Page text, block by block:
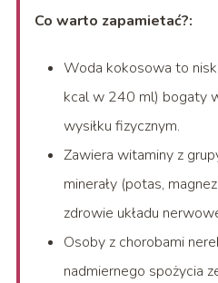
Co warto zapamietać?:
Woda kokosowa to
kcal w 240 ml) bogaty
wysiłku fizycznym.
Zawiera witaminy z
minerały (potas,
zdrowie układu
Osoby z chorobami
nadmiernego spożycia